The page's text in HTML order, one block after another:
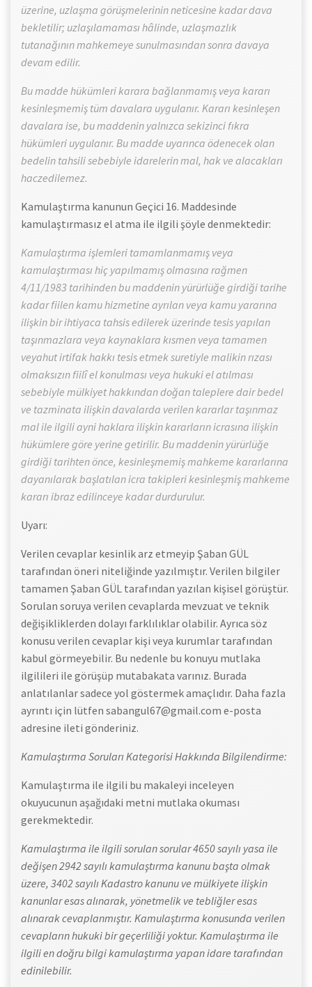
üzerine, uzlaşma görüşmelerinin neticesine kadar dava
bekletilir; uzlaşılamaması hâlinde, uzlaşmazlık
tutanağının mahkemeye sunulmasından sonra davaya
devam edilir.
Bu madde hükümleri karara bağlanmamış veya kararı
kesinleşmemiş tüm davalara uygulanır. Kararı kesinleşen
davalara ise, bu maddenin yalnızca sekizinci fıkra
hükümleri uygulanır. Bu madde uyarınca ödenecek olan
bedelin tahsili sebebiyle idarelerin mal, hak ve alacakları
haczedilemez.
Kamulaştırma kanunun Geçici 16. Maddesinde
kamulaştırmasız el atma ile ilgili şöyle denmektedir:
Kamulaştırma işlemleri tamamlanmamış veya
kamulaştırması hiç yapılmamış olmasına rağmen
4/11/1983 tarihinden bu maddenin yürürlüğe girdiği tarihe
kadar fiilen kamu hizmetine ayrılan veya kamu yararına
ilişkin bir ihtiyaca tahsis edilerek üzerinde tesis yapılan
taşınmazlara veya kaynaklara kısmen veya tamamen
veyahut irtifak hakkı tesis etmek suretiyle malikin rızası
olmaksızın fiilî el konulması veya hukuki el atılması
sebebiyle mülkiyet hakkından doğan taleplere dair bedel
ve tazminata ilişkin davalarda verilen kararlar taşınmaz
mal ile ilgili ayni haklara ilişkin kararların icrasına ilişkin
hükümlere göre yerine getirilir. Bu maddenin yürürlüğe
girdiği tarihten önce, kesinleşmemiş mahkeme kararlarına
dayanılarak başlatılan icra takipleri kesinleşmiş mahkeme
kararı ibraz edilinceye kadar durdurulur.
Uyarı:
Verilen cevaplar kesinlik arz etmeyip Şaban GÜL
tarafından öneri niteliğinde yazılmıştır. Verilen bilgiler
tamamen Şaban GÜL tarafından yazılan kişisel görüştür.
Sorulan soruya verilen cevaplarda mevzuat ve teknik
değişikliklerden dolayı farklılıklar olabilir. Ayrıca söz
konusu verilen cevaplar kişi veya kurumlar tarafından
kabul görmeyebilir. Bu nedenle bu konuyu mutlaka
ilgilileri ile görüşüp mutabakata varınız. Burada
anlatılanlar sadece yol göstermek amaçlıdır. Daha fazla
ayrıntı için lütfen sabangul67@gmail.com e-posta
adresine ileti gönderiniz.
Kamulaştırma Soruları Kategorisi Hakkında Bilgilendirme:
Kamulaştırma ile ilgili bu makaleyi inceleyen
okuyucunun aşağıdaki metni mutlaka okuması
gerekmektedir.
Kamulaştırma ile ilgili sorulan sorular 4650 sayılı yasa ile
değişen 2942 sayılı kamulaştırma kanunu başta olmak
üzere, 3402 sayılı Kadastro kanunu ve mülkiyete ilişkin
kanunlar esas alınarak, yönetmelik ve tebliğler esas
alınarak cevaplanmıştır. Kamulaştırma konusunda verilen
cevapların hukuki bir geçerliliği yoktur. Kamulaştırma ile
ilgili en doğru bilgi kamulaştırma yapan idare tarafından
edinilebilir.